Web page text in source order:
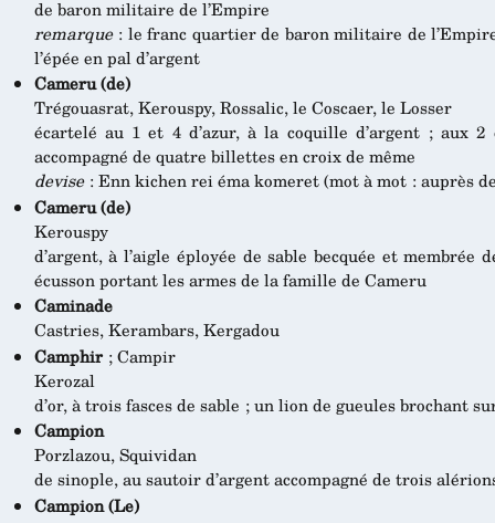
de baron militaire de l’Empire
remarque: le franc quartier de baron militaire de
l’épée en pal d’argent
Cameru (de)
Trégouasrat, Kerouspy, Rossalic, le Coscaer, le Losser
écartelé au 1 et 4 d’azur, à la coquille d’argent ; aux
accompagné de quatre billettes en croix de même
devise: Enn kichen rei éma komeret (mot à mot : auprès
Cameru (de)
Kerouspy
d’argent, à l’aigle éployée de sable becquée et
écusson portant les armes de la famille de Cameru
Caminade
Castries, Kerambars, Kergadou
Camphir; Campir
Kerozal
d’or, à trois fasces de sable ; un lion de gueules brochant
Campion
Porzlazou, Squividan
de sinople, au sautoir d’argent accompagné de trois
Campion (Le)